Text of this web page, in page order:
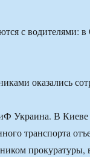
оказались
Украина. В Киеве
транспорта